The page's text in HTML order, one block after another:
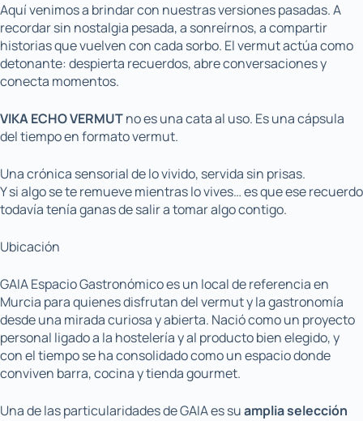
Aquí venimos a brindar con nuestras versiones pasadas. A
recordar sin nostalgia pesada, a sonreírnos, a compartir
historias que vuelven con cada sorbo. El vermut actúa como
detonante: despierta recuerdos, abre conversaciones y
conecta momentos.
VIKA ECHO VERMUTno es una cata al uso. Es una cápsula
del tiempo en formato vermut.
Una crónica sensorial de lo vivido, servida sin prisas.
Y si algo se te remueve mientras lo vives… es que ese recuerdo
todavía tenía ganas de salir a tomar algo contigo.
Ubicación
GAIA Espacio Gastronómico es un local de referencia en
Murcia para quienes disfrutan del vermut y la gastronomía
desde una mirada curiosa y abierta. Nació como un proyecto
personal ligado a la hostelería y al producto bien elegido, y
con el tiempo se ha consolidado como un espacio donde
conviven barra, cocina y tienda gourmet.
Una de las particularidades de GAIA es suamplia selección